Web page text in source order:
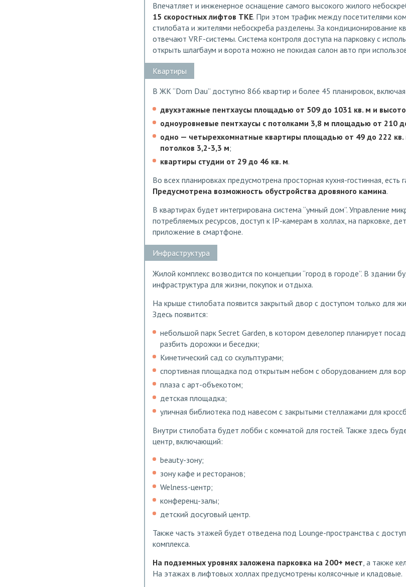
Впечатляет и инженерное оснащение самого высокого жилого
15 скоростных лифтов TKE. При этом трафик между посетителями
стилобата и жителями небоскреба разделены. За кондиционирование
отвечают VRF-системы. Система контроля доступа на парковку с
открыть шлагбаум и ворота можно не покидая салон авто при
Квартиры
В ЖК “Dom Dau” доступно 866 квартир и более 45 планировок,
двухэтажные пентхаусы площадью от 509 до 1031 кв. м и
одноуровневые пентхаусы с потолками 3,8 м площадью от 210
одно — четырехкомнатные квартиры площадью от 49 до 222 кв.
потолков 3,2-3,3 м;
квартиры студии от 29 до 46 кв. м.
Во всех планировках предусмотрена просторная кухня-гостинная, есть
Предусмотрена возможность обустройства дровяного камина.
В квартирах будет интегрирована система “умный дом”. Управление
потребляемых ресурсов, доступ к IP-камерам в холлах, на парковке,
приложение в смартфоне.
Инфраструктура
Жилой комплекс возводится по концепции “город в городе”. В здании
инфраструктура для жизни, покупок и отдыха.
На крыше стилобата появится закрытый двор с доступом только для
Здесь появится:
небольшой парк Secret Garden, в котором девелопер планирует
разбить дорожки и беседки;
Кинетический сад со скульптурами;
спортивная площадка под открытым небом с оборудованием для
плаза с арт-объекотом;
детская площадка;
уличная библиотека под навесом с закрытыми стеллажами для
Внутри стилобата будет лобби с комнатой для гостей. Также здесь
центр, включающий:
beauty-зону;
зону кафе и ресторанов;
Welness-центр;
конференц-залы;
детский досуговый центр.
Также часть этажей будет отведена под Lounge-пространства с
комплекса.
На подземных уровнях заложена парковка на 200+ мест , а также
На этажах в лифтовых холлах предусмотрены колясочные и кладовые.